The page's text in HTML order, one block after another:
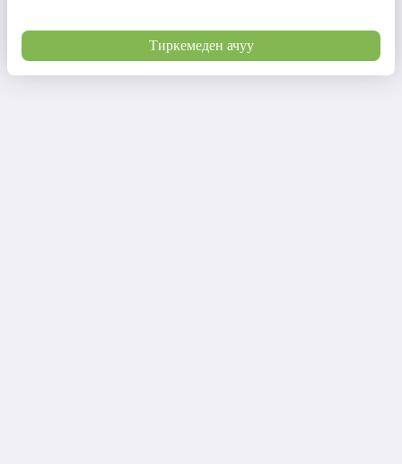
Тиркемеден ачуу